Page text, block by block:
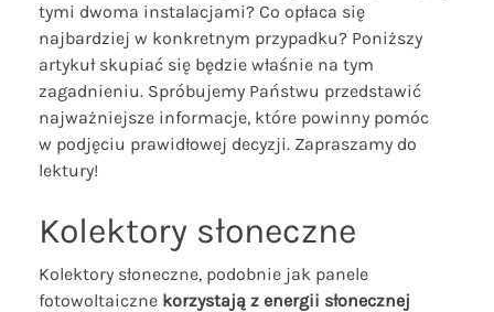
tymi dwoma instalacjami? Co opłaca się
najbardziej w konkretnym przypadku? Poniższy
artykuł skupiać się będzie właśnie na tym
zagadnieniu. Spróbujemy Państwu przedstawić
najważniejsze informacje, które powinny pomóc
w podjęciu prawidłowej decyzji. Zapraszamy do
lektury!
Kolektory słoneczne
Kolektory słoneczne, podobnie jak panele
fotowoltaiczne korzystają z energii słonecznej